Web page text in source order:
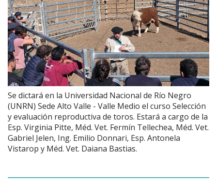
Se dictará en la Universidad Nacional de Río Negro
(UNRN) Sede Alto Valle - Valle Medio el curso Selección
y evaluación reproductiva de toros. Estará a cargo de la
Esp. Virginia Pitte, Méd. Vet. Fermín Tellechea, Méd. Vet.
Gabriel Jelen, Ing. Emilio Donnari, Esp. Antonela
Vistarop y Méd. Vet. Daiana Bastias.